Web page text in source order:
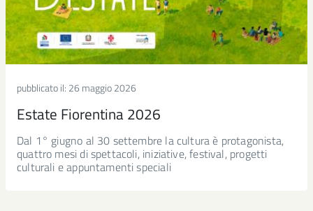
pubblicato il: 26 maggio 2026
Estate Fiorentina 2026
Dal 1° giugno al 30 settembre la cultura è protagonista,
quattro mesi di spettacoli, iniziative, festival, progetti
culturali e appuntamenti speciali